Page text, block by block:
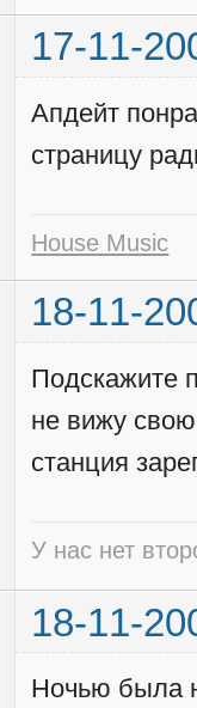
17-11-
Апдейт
страницу
House Music
18-11-
Подскажите
не вижу
станция
У нас нет
18-11-
Ночью была